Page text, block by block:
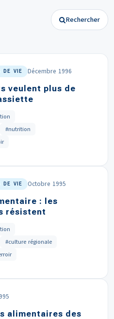
Rechercher
DE VIE Décembre 1996
veulent plus de
#nutrition
DE VIE Octobre 1995
: les
résistent
#culture régionale
alimentaires des